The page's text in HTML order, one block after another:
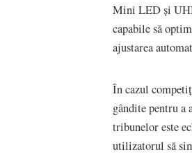
Mini LED și
capabile să
ajustarea
În cazul
gândite pentru a
tribunelor este
utilizatorul să